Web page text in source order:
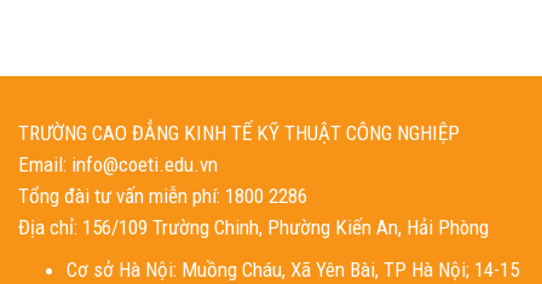
TRƯỜNG CAO ĐẲNG KINH TẾ KỸ THUẬT CÔNG NGHIỆP
Email: info@coeti.edu.vn
Tổng đài tư vấn miễn phí: 1800 2286
Địa chỉ: 156/109 Trường Chinh, Phường Kiến An, Hải Phòng
Cơ sở Hà Nội: Muồng Cháu, Xã Yên Bài, TP Hà Nội; 14-15